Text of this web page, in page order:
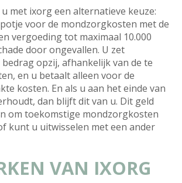
met ixorg een alternatieve keuze:
voor de mondzorgkosten met de
vergoeding tot maximaal 10.000
door ongevallen. U zet
opzij, afhankelijk van de te
en u betaalt alleen voor de
kosten. En als u aan het einde van
dan blijft dit van u. Dit geld
om toekomstige mondzorgkosten
kunt u uitwisselen met een ander
VAN IXORG